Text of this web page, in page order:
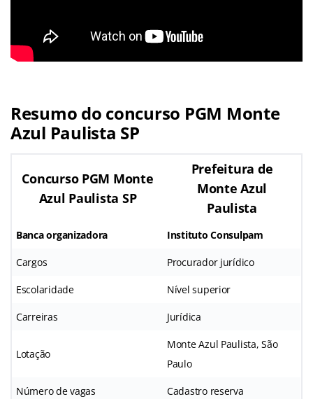
Resumo do concurso PGM Monte
Azul Paulista SP
Concurso PGM Monte
Azul Paulista SP
Prefeitura de
Monte Azul
Paulista
Banca organizadora Instituto Consulpam
Cargos Procurador jurídico
Escolaridade Nível superior
Carreiras Jurídica
Lotação
Monte Azul Paulista, São
Paulo
Número de vagas Cadastro reserva